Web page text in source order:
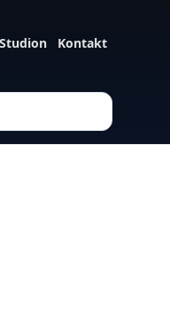
Studion Kontakt